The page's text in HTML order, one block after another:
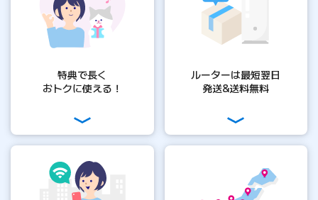
特典で長く
おトクに使える！
ルーターは最短翌日
発送&送料無料